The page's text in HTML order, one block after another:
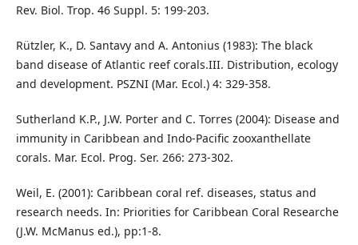
Rev. Biol. Trop. 46 Suppl. 5: 199-203.
Rützler, K., D. Santavy and A. Antonius (1983): The black
band disease of Atlantic reef corals.III. Distribution, ecology
and development. PSZNI (Mar. Ecol.) 4: 329-358.
Sutherland K.P., J.W. Porter and C. Torres (2004): Disease and
immunity in Caribbean and Indo-Pacific zooxanthellate
corals. Mar. Ecol. Prog. Ser. 266: 273-302.
Weil, E. (2001): Caribbean coral ref. diseases, status and
research needs. In: Priorities for Caribbean Coral Researche
(J.W. McManus ed.), pp:1-8.